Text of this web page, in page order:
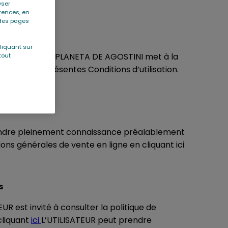
WEB) que PLANETA DE AGOSTINI met à la
aux présentes Conditions d’utilisation.
pleinement connaissance préalablement
générales de vente en ligne en cliquant ici
est invité à consulter la politique de
ici L’UTILISATEUR peut prendre
en
pages
sur